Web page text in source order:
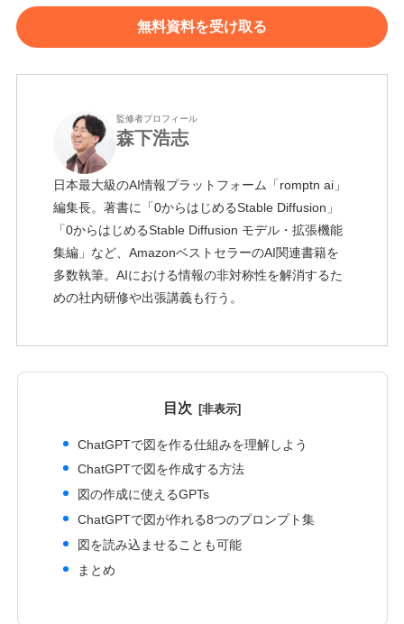
無料資料を受け取る
監修者プロフィール
森下浩志
日本最大級のAI情報プラットフォーム「romptn ai」
編集長。著書に「0からはじめるStable Diffusion」
「0からはじめるStable Diffusion モデル・拡張機能
集編」など、AmazonベストセラーのAI関連書籍を
多数執筆。AIにおける情報の非対称性を解消するた
めの社内研修や出張講義も行う。
目次
ChatGPTで図を作る仕組みを理解しよう
ChatGPTで図を作成する方法
図の作成に使えるGPTs
ChatGPTで図が作れる8つのプロンプト集
図を読み込ませることも可能
まとめ